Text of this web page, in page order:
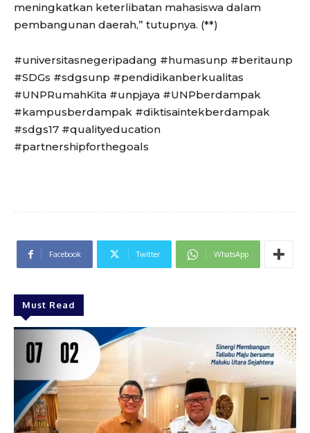
meningkatkan keterlibatan mahasiswa dalam
pembangunan daerah,” tutupnya. (**)
#universitasnegeripadang #humasunp #beritaunp
#SDGs #sdgsunp #pendidikanberkualitas
#UNPRumahKita #unpjaya #UNPberdampak
#kampusberdampak #diktisaintekberdampak
#sdgs17 #qualityeducation
#partnershipforthegoals
Facebook Twitter WhatsApp
Must Read